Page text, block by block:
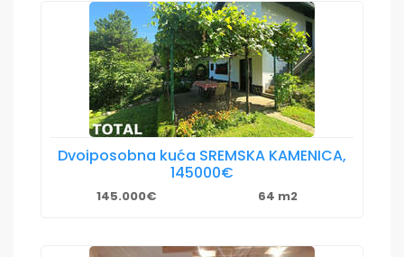
Dvoiposobna kuća SREMSKA KAMENICA,
145000€
145.000€ 64 m2